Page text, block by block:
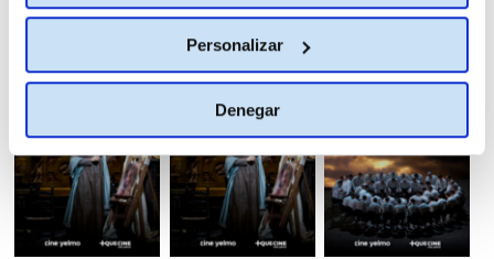
Personalizar
Denegar